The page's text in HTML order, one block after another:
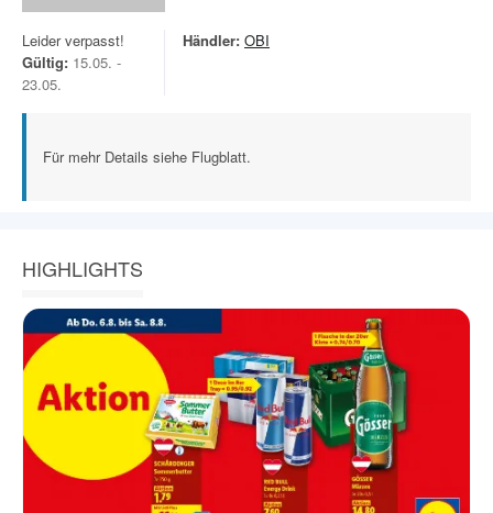
Leider verpasst!
Gültig: 15.05. -
23.05.
Händler: OBI
Für mehr Details siehe Flugblatt.
HIGHLIGHTS